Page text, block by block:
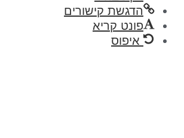
קישורים
קריא
איפוס